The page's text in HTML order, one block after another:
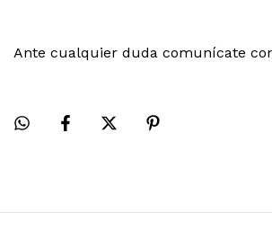
Ante cualquier duda comunícate